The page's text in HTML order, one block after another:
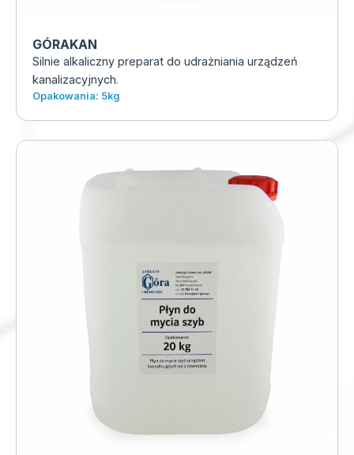
GÓRAKAN
Silnie alkaliczny preparat do udrażniania urządzeń
kanalizacyjnych.
Opakowania: 5kg